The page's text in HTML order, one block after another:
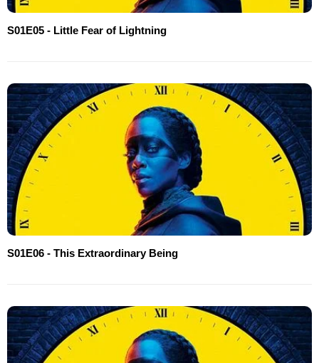
S01E05 - Little Fear of Lightning
S01E06 - This Extraordinary Being